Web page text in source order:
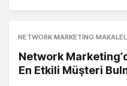
NETWORK MARKETING
Network
En Etkili Müşteri